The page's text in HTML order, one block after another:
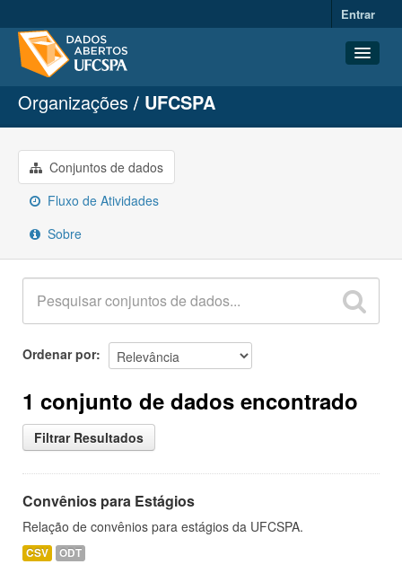
Entrar
Conjuntos de dados
Organizações
Grupos
Sobre
Organizações UFCSPA
Conjuntos de dados
Fluxo de Atividades
Sobre
Ordenar por
1 conjunto de dados encontrado
Filtrar Resultados
Convênios para Estágios
Relação de convênios para estágios da UFCSPA.
CSV ODT